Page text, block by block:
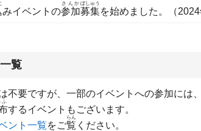
みイベントの参加
さんか
募集
ぼしゅう
を始めました。（2024
覧
不要ですが、一部のイベントへの参加には
ふ
するイベントもございます。
ント一覧をご覧
らん
ください。